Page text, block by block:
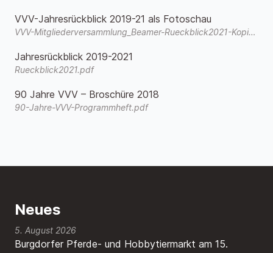
VVV-Jahresrückblick 2019-21 als Fotoschau
VVV-Mitgliederversammlung_Beamer-Rueckblick2021-Kopie.wmv
Jahresrückblick 2019-2021
Rueckblick2021.pdf
90 Jahre VVV – Broschüre 2018
90-Jahre-VVV-Programmheft.pdf
Neues
Burgdorfer Pferde- und Hobbytiermarkt am 15.
5. August 2026